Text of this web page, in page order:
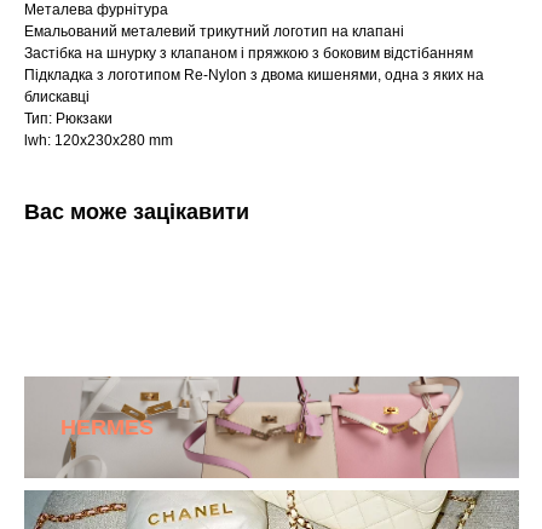
Металева фурнітура
Емальований металевий трикутний логотип на клапані
Застібка на шнурку з клапаном і пряжкою з боковим відстібанням
Підкладка з логотипом Re-Nylon з двома кишенями, одна з яких на
блискавці
Тип: Рюкзаки
lwh: 120x230x280 mm
Вас може зацікавити
HERMES